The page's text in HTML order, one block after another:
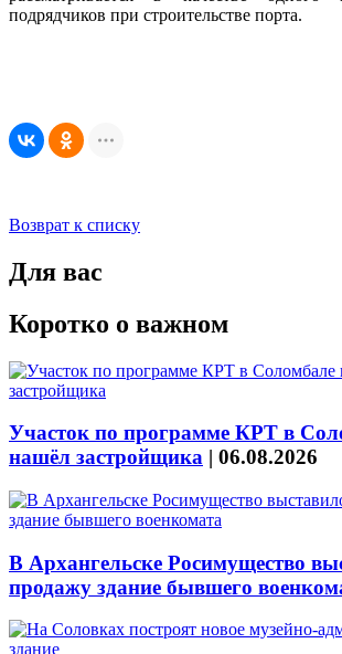
подрядчиков при строительстве порта.
Возврат к списку
Для вас
Коротко о важном
Участок по программе КРТ в
нашёл застройщика | 06.08.2026
В Архангельске Росимущество
продажу здание бывшего